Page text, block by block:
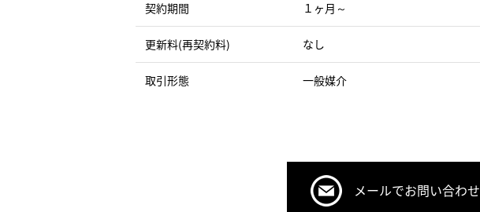
契約期間 １ヶ月～
更新料(再契約料) なし
取引形態 一般媒介
メールでお問い合わせ